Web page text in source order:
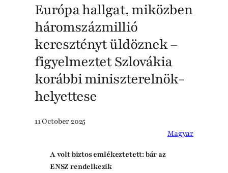
Európa hallgat, miközben
háromszázmillió
keresztényt üldöznek –
figyelmeztet Szlovákia
korábbi miniszterelnök-
helyettese
11 October 2025
Magyar
A volt biztos emlékeztetett: bár az
ENSZ rendelkezik